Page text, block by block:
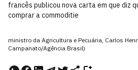
francês publicou nova carta em que diz
comprar a commoditie
ministro da Agricultura e Pecuária, Carlos
Campanato/Agência Brasil)